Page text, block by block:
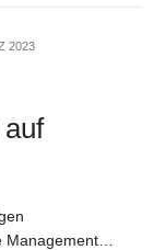
2023
Management…